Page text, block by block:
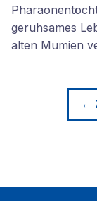
geruhsames
alten Mumien
←